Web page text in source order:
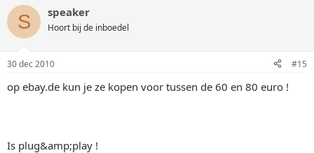
S speaker
Hoort bij de inboedel
30 dec 2010 #15
op ebay.de kun je ze kopen voor tussen de 60 en 80 euro !
Is plug&amp;play !